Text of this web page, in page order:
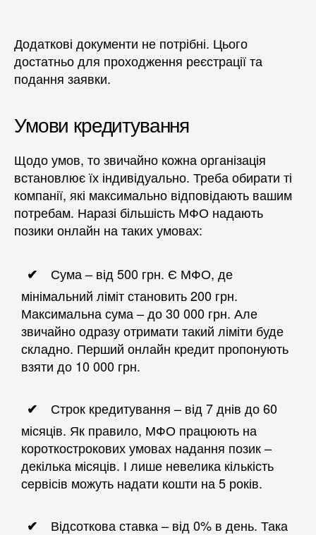
Додаткові документи не потрібні. Цього
достатньо для проходження реєстрації та
подання заявки.
Умови кредитування
Щодо умов, то звичайно кожна організація
встановлює їх індивідуально. Треба обирати ті
компанії, які максимально відповідають вашим
потребам. Наразі більшість МФО надають
позики онлайн на таких умовах:
Сума – від 500 грн. Є МФО, де
мінімальний ліміт становить 200 грн.
Максимальна сума – до 30 000 грн. Але
звичайно одразу отримати такий ліміти буде
складно. Перший онлайн кредит пропонують
взяти до 10 000 грн.
Строк кредитування – від 7 днів до 60
місяців. Як правило, МФО працюють на
короткострокових умовах надання позик –
декілька місяців. І лише невелика кількість
сервісів можуть надати кошти на 5 років.
Відсоткова ставка – від 0% в день. Така